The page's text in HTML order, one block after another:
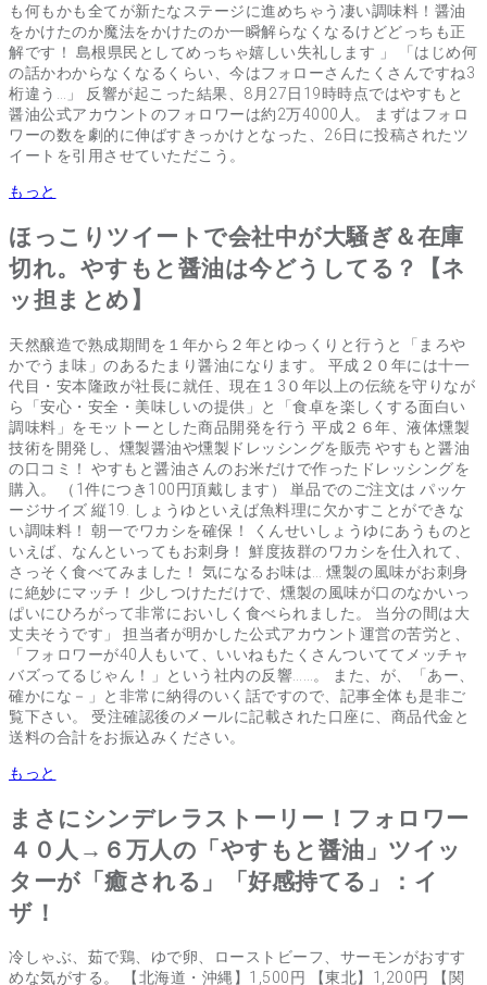
も何もかも全てが新たなステージに進めちゃう凄い調味料！醤油
をかけたのか魔法をかけたのか一瞬解らなくなるけどどっちも正
解です！ 島根県民としてめっちゃ嬉しい失礼します 」 「はじめ何
の話かわからなくなるくらい、今はフォローさんたくさんですね3
桁違う…」 反響が起こった結果、8月27日19時時点ではやすもと
醤油公式アカウントのフォロワーは約2万4000人。 まずはフォロ
ワーの数を劇的に伸ばすきっかけとなった、26日に投稿されたツ
イートを引用させていただこう。
もっと
ほっこりツイートで会社中が大騒ぎ＆在庫
切れ。やすもと醤油は今どうしてる？【ネ
ッ担まとめ】
天然醸造で熟成期間を１年から２年とゆっくりと行うと「まろや
かでうま味」のあるたまり醤油になります。 平成２０年には十一
代目・安本隆政が社長に就任、現在１3０年以上の伝統を守りなが
ら「安心・安全・美味しいの提供」と「食卓を楽しくする面白い
調味料」をモットーとした商品開発を行う 平成２６年、液体燻製
技術を開発し、燻製醤油や燻製ドレッシングを販売 やすもと醤油
の口コミ！ やすもと醤油さんのお米だけで作ったドレッシングを
購入。 （1件につき100円頂戴します） 単品でのご注文は パッケ
ージサイズ 縦19. しょうゆといえば魚料理に欠かすことができな
い調味料！ 朝一でワカシを確保！ くんせいしょうゆにあうものと
いえば、なんといってもお刺身！ 鮮度抜群のワカシを仕入れて、
さっそく食べてみました！ 気になるお味は… 燻製の風味がお刺身
に絶妙にマッチ！ 少しつけただけで、燻製の風味が口のなかいっ
ぱいにひろがって非常においしく食べられました。 当分の間は大
丈夫そうです」 担当者が明かした公式アカウント運営の苦労と、
「フォロワーが40人もいて、いいねもたくさんついててメッチャ
バズってるじゃん！」という社内の反響……。 また、が、「あー、
確かにな－」と非常に納得のいく話ですので、記事全体も是非ご
覧下さい。 受注確認後のメールに記載された口座に、商品代金と
送料の合計をお振込みください。
もっと
まさにシンデレラストーリー！フォロワー
４０人→６万人の「やすもと醤油」ツイッ
ターが「癒される」「好感持てる」：イ
ザ！
冷しゃぶ、茹で鶏、ゆで卵、ローストビーフ、サーモンがおすす
めな気がする。 【北海道・沖縄】1,500円 【東北】1,200円 【関